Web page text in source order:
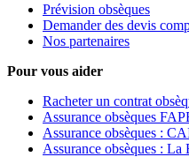
Prévision obsèques
Demander des devis
Nos partenaires
Pour vous aider
Racheter un contrat
Assurance obsèques
Assurance obsèques :
Assurance obsèques : La